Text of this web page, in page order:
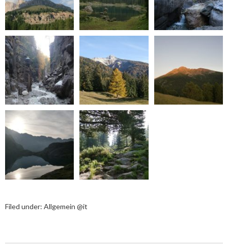
Filed under: Allgemein @it